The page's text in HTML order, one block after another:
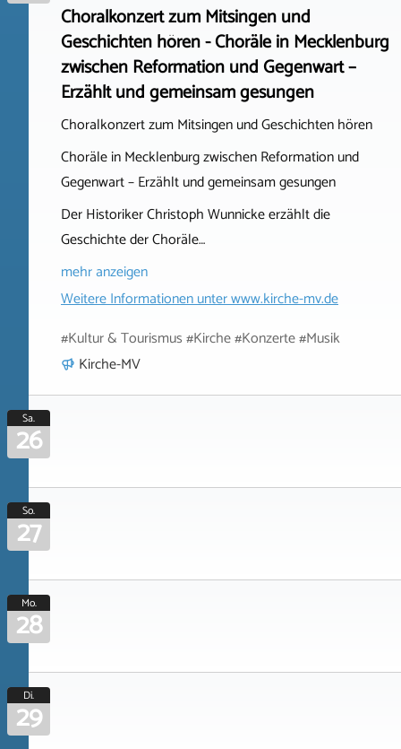
Choralkonzert zum Mitsingen und
Geschichten hören - Choräle in Mecklenburg
zwischen Reformation und Gegenwart –
Erzählt und gemeinsam gesungen
Choralkonzert zum Mitsingen und Geschichten hören
Choräle in Mecklenburg zwischen Reformation und
Gegenwart – Erzählt und gemeinsam gesungen
Der Historiker Christoph Wunnicke erzählt die
Geschichte der Choräle…
mehr anzeigen
Weitere Informationen unterwww.kirche-mv.de
#Kultur & Tourismus #Kirche #Konzerte #Musik
Kirche-MV
Sa.
26
So.
27
Mo.
28
Di.
29